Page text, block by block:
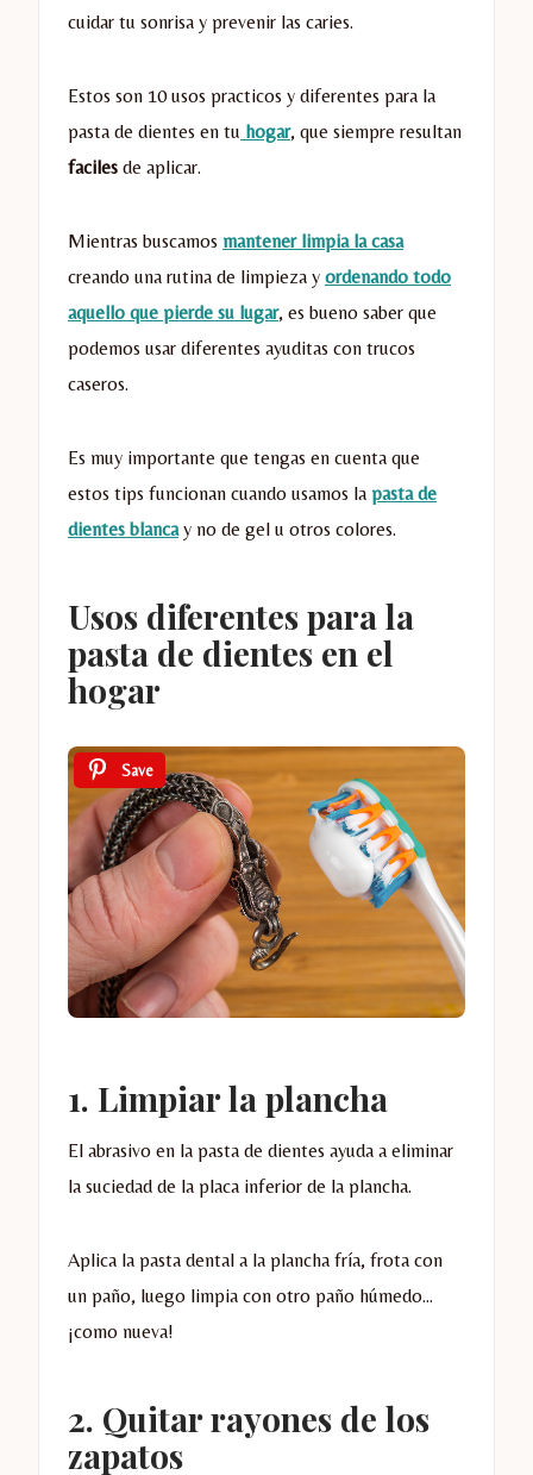
cuidar tu sonrisa y prevenir las caries.
Estos son 10 usos practicos y diferentes para la
pasta de dientes en tu hogar, que siempre resultan
faciles de aplicar.
Mientras buscamos mantener limpia la casa
creando una rutina de limpieza y ordenando todo
aquello que pierde su lugar, es bueno saber que
podemos usar diferentes ayuditas con trucos
caseros.
Es muy importante que tengas en cuenta que
estos tips funcionan cuando usamos la pasta de
dientes blancay no de gel u otros colores.
Usos diferentes para la
pasta de dientes en el
hogar
Save
1. Limpiar la plancha
El abrasivo en la pasta de dientes ayuda a eliminar
la suciedad de la placa inferior de la plancha.
Aplica la pasta dental a la plancha fría, frota con
un paño, luego limpia con otro paño húmedo…
¡como nueva!
2. Quitar rayones de los
zapatos